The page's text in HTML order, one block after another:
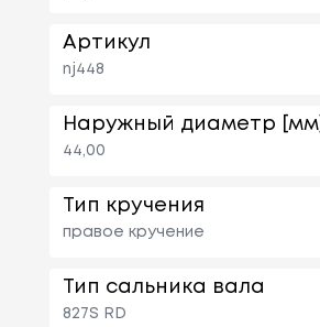
Артикул
nj448
Наружный диаметр [мм]
44,00
Тип кручения
правое кручение
Тип сальника вала
827S RD